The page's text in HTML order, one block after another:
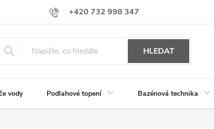
+420 732 998 347
obchod@aaavytapeni.cz
ochrany osobních údajů
HLEDAT
vody Podlahové topení Bazénová technika